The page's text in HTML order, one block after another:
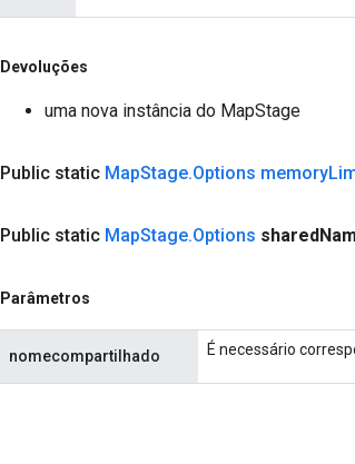
Devoluções
uma nova instância do MapStage
Public static MapStage.Options memory
Public static MapStage.Options shared
Parâmetros
nomecompartilhado É necessário